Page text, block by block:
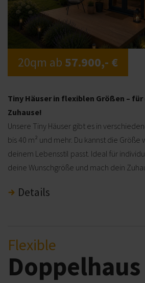
20qm ab 57.900,- €
Tiny Häuser in flexiblen Größen –
Zuhause!
Unsere Tiny Häuser gibt es in
bis 40 m² und mehr. Du kannst die
deinem Lebensstil passt. Ideal für
deine Wunschgröße und mach dein
Details
Flexible
Doppelhaus